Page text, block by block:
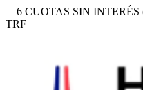
6 CUOTAS SIN
TRF